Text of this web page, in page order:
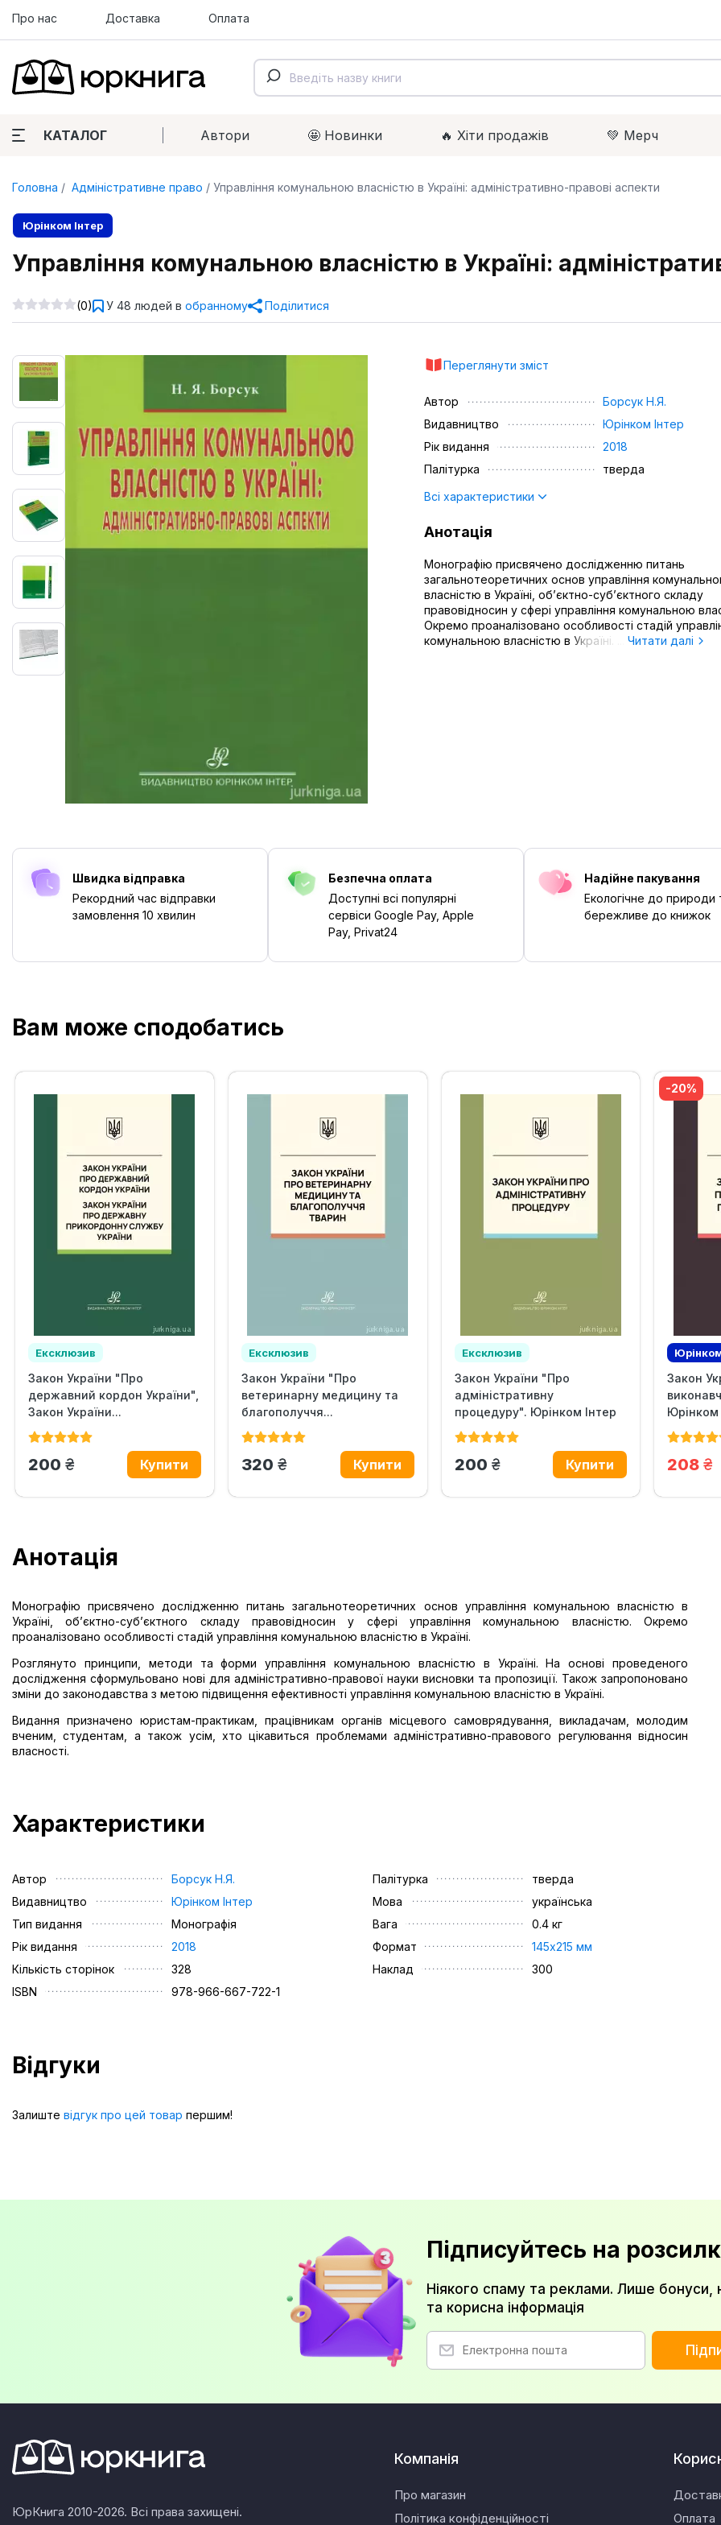
Про нас Доставка Оплата
КАТАЛОГ Автори 🤩 Новинки 🔥 Xіти продажів 💚 Мерч
Головна Адміністративне право Управління комунальною власністю в Україні: адміністративно-правові аспекти
Юрінком Iнтер
Управління комунальною власністю в Україні:
(0) У 48 людей в обранному Поділитися
Переглянути зміст
Автор
Борсук Н.Я.
Видавництво
Юрінком Iнтер
Рік видання
2018
Палітурка
тверда
Всі характеристики
Анотація
Монографію присвячено дослідженню питань
загальнотеоретичних основ управління
власністю в Україні, об’єктно-суб’єктного складу
правовідносин у сфері управління комунальною
Окремо проаналізовано особливості стадій
комунальною власністю в Україні. ... Читати далі
Швидка відправка
Рекордний час відправки
замовлення 10 хвилин
Безпечна оплата
Доступні всі популярні
сервіси Google Pay, Apple
Pay, Privat24
Надійне пакування
Екологічне до природи
бережливе до книжок
Вам може сподобатись
Ексклюзив
Закон України "Про
державний кордон України",
Закон України...
200 грн.
Ексклюзив
Закон України "Про
ветеринарну медицину та
благополуччя...
320 грн.
Ексклюзив
Закон України "Про
адміністративну
процедуру". Юрінком Інтер
200 грн.
Закон
Юрінком
-20%
208
Анотація
Монографію присвячено дослідженню питань загальнотеоретичних основ управління комунальною власністю в
Україні, об’єктно-суб’єктного складу правовідносин у сфері управління комунальною власністю. Окремо
проаналізовано особливості стадій управління комунальною власністю в Україні.
Розглянуто принципи, методи та форми управління комунальною власністю в Україні. На основі проведеного
дослідження сформульовано нові для адміністративно-правової науки висновки та пропозиції. Також запропоновано
зміни до законо­давства з метою підвищення ефективності управління комунальною власністю в Україні.
Видання призначено юристам-практикам, працівникам органів місцевого самоврядування, викладачам, молодим
вченим, студентам, а також усім, хто цікавиться проблемами адміністративно-правового регулювання відносин
власності.
Характеристики
Автор
Борсук Н.Я.
Видавництво
Юрінком Iнтер
Тип видання
Монографія
Рік видання
2018
Кількість сторінок
328
ISBN
978-966-667-722-1
Палітурка
тверда
Мова
українська
Вага
0.4 кг
Формат
145х215 мм
Наклад
300
Відгуки
Залиште відгук про цей товар першим!
Підписуйтесь на
Ніякого спаму та реклами. Лише бонуси,
та корисна інформація
ЮрКнига 2010-2026. Всі права захищені.
Компанія
Про магазин
Політика конфіденційності
Оплата